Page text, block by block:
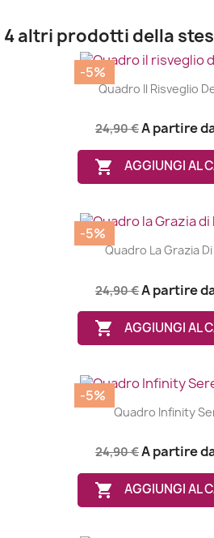
4 altri prodotti della
Quadro Il Risveglio
24,90 €A partire
 AGGIUNGI AL
-5%
Quadro La Grazia
24,90 €A partire
 AGGIUNGI AL
-5%
Quadro Infinity
24,90 €A partire
 AGGIUNGI AL
-5%